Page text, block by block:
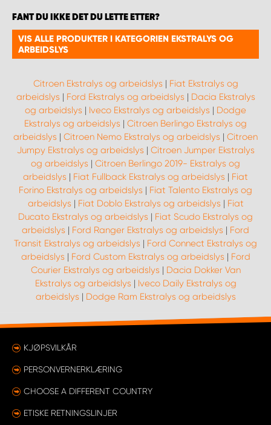
FANT DU IKKE DET DU LETTE ETTER?
VIS ALLE PRODUKTER I KATEGORIEN EKSTRALYS OG
ARBEIDSLYS
Citroen Ekstralys og arbeidslys | Fiat Ekstralys og
arbeidslys | Ford Ekstralys og arbeidslys | Dacia Ekstralys
og arbeidslys | Iveco Ekstralys og arbeidslys | Dodge
Ekstralys og arbeidslys | Citroen Berlingo Ekstralys og
arbeidslys | Citroen Nemo Ekstralys og arbeidslys | Citroen
Jumpy Ekstralys og arbeidslys | Citroen Jumper Ekstralys
og arbeidslys | Citroen Berlingo 2019- Ekstralys og
arbeidslys | Fiat Fullback Ekstralys og arbeidslys | Fiat
Forino Ekstralys og arbeidslys | Fiat Talento Ekstralys og
arbeidslys | Fiat Doblo Ekstralys og arbeidslys | Fiat
Ducato Ekstralys og arbeidslys | Fiat Scudo Ekstralys og
arbeidslys | Ford Ranger Ekstralys og arbeidslys | Ford
Transit Ekstralys og arbeidslys | Ford Connect Ekstralys og
arbeidslys | Ford Custom Ekstralys og arbeidslys | Ford
Courier Ekstralys og arbeidslys | Dacia Dokker Van
Ekstralys og arbeidslys | Iveco Daily Ekstralys og
arbeidslys | Dodge Ram Ekstralys og arbeidslys
KJØPSVILKÅR
PERSONVERNERKLÆRING
CHOOSE A DIFFERENT COUNTRY
ETISKE RETNINGSLINJER